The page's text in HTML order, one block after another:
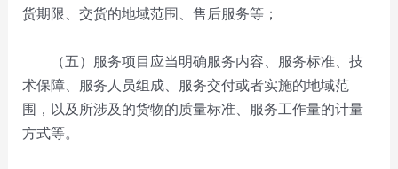
货期限、交货的地域范围、售后服务等；
（五）服务项目应当明确服务内容、服务标准、技
术保障、服务人员组成、服务交付或者实施的地域范
围，以及所涉及的货物的质量标准、服务工作量的计量
方式等。